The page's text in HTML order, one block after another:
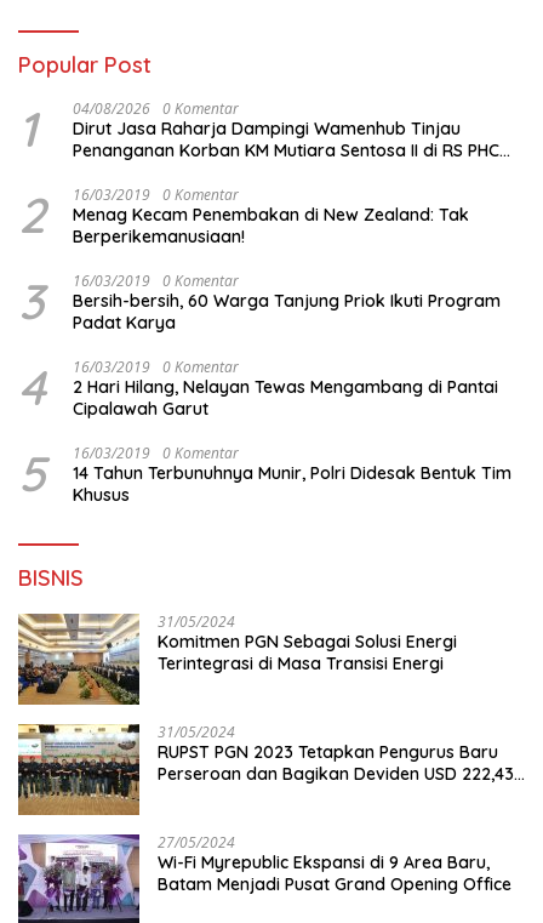
Popular Post
1 04/08/2026 0 Komentar
Dirut Jasa Raharja Dampingi Wamenhub Tinjau
Penanganan Korban KM Mutiara Sentosa II di RS PHC
2 16/03/2019 0 Komentar
Menag Kecam Penembakan di New Zealand: Tak
Berperikemanusiaan!
3 16/03/2019 0 Komentar
Bersih-bersih, 60 Warga Tanjung Priok Ikuti Program
Padat Karya
4 16/03/2019 0 Komentar
2 Hari Hilang, Nelayan Tewas Mengambang di Pantai
Cipalawah Garut
5 16/03/2019 0 Komentar
14 Tahun Terbunuhnya Munir, Polri Didesak Bentuk Tim
Khusus
BISNIS
31/05/2024
Komitmen PGN Sebagai Solusi Energi
Terintegrasi di Masa Transisi Energi
31/05/2024
RUPST PGN 2023 Tetapkan Pengurus Baru
Perseroan dan Bagikan Deviden USD 222,43
27/05/2024
Wi-Fi Myrepublic Ekspansi di 9 Area Baru,
Batam Menjadi Pusat Grand Opening Office